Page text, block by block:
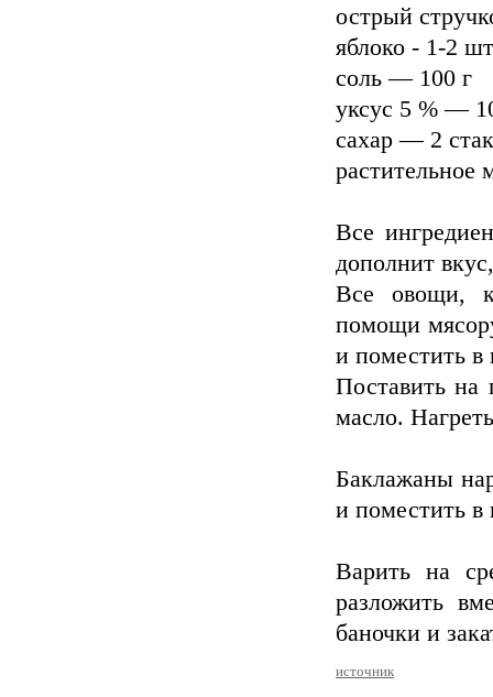
острый
яблоко - 1-2 шт
соль — 100 г
уксус 5 % —
сахар — 2
растительное
Все
дополнит
Все овощи,
помощи
и поместить в
Поставить на
масло.
Баклажаны
и поместить
Варить на
разложить
баночки и
источник